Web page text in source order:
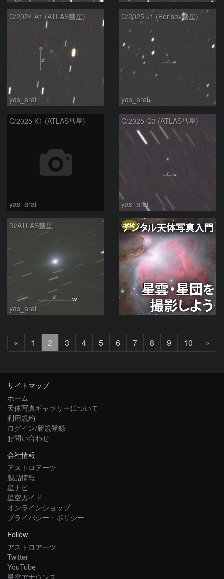
C/2024 A1 (ATLAS彗星)
yas_arai
C/2025 J1 (Borisov彗星)
yas_arai
C/2025 K1 (ATLAS彗星)
yas_arai
C/2025 Q3 (ATLAS彗星)
yas_arai
3I/ATLAS彗星
yas_arai
PR
«
へ
1 2 3 4 5 6 7 8 9 10 »
へ
サイトマップ
ホーム
天体写真ギャラリーについて
利用規約
ログイン/新規登録
お問い合わせ
会社情報
アストロアーツ
製品情報
星ナビ
星空ガイド
オンラインショップ
プライバシー・ポリシー
Follow
アストロアーツ
Twitter
YouTube
星空アナウンス